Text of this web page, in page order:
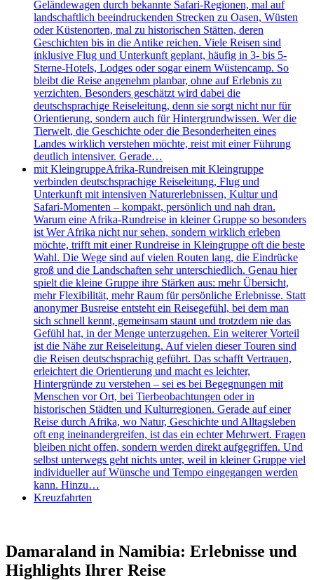
Geländewagen durch bekannte Safari-Regionen, mal auf
landschaftlich beeindruckenden Strecken zu Oasen, Wüsten
oder Küstenorten, mal zu historischen Stätten, deren
Geschichten bis in die Antike reichen. Viele Reisen sind
inklusive Flug und Unterkunft geplant, häufig in 3- bis 5-
Sterne-Hotels, Lodges oder sogar einem Wüstencamp. So
bleibt die Reise angenehm planbar, ohne auf Erlebnis zu
verzichten. Besonders geschätzt wird dabei die
deutschsprachige Reiseleitung, denn sie sorgt nicht nur für
Orientierung, sondern auch für Hintergrundwissen. Wer die
Tierwelt, die Geschichte oder die Besonderheiten eines
Landes wirklich verstehen möchte, reist mit einer Führung
deutlich intensiver. Gerade…
mit KleingruppeAfrika-Rundreisen mit Kleingruppe
verbinden deutschsprachige Reiseleitung, Flug und
Unterkunft mit intensiven Naturerlebnissen, Kultur und
Safari-Momenten – kompakt, persönlich und nah dran.
Warum eine Afrika-Rundreise in kleiner Gruppe so besonders
ist Wer Afrika nicht nur sehen, sondern wirklich erleben
möchte, trifft mit einer Rundreise in Kleingruppe oft die beste
Wahl. Die Wege sind auf vielen Routen lang, die Eindrücke
groß und die Landschaften sehr unterschiedlich. Genau hier
spielt die kleine Gruppe ihre Stärken aus: mehr Übersicht,
mehr Flexibilität, mehr Raum für persönliche Erlebnisse. Statt
anonymer Busreise entsteht ein Reisegefühl, bei dem man
sich schnell kennt, gemeinsam staunt und trotzdem nie das
Gefühl hat, in der Menge unterzugehen. Ein weiterer Vorteil
ist die Nähe zur Reiseleitung. Auf vielen dieser Touren sind
die Reisen deutschsprachig geführt. Das schafft Vertrauen,
erleichtert die Orientierung und macht es leichter,
Hintergründe zu verstehen – sei es bei Begegnungen mit
Menschen vor Ort, bei Tierbeobachtungen oder in
historischen Städten und Kulturregionen. Gerade auf einer
Reise durch Afrika, wo Natur, Geschichte und Alltagsleben
oft eng ineinandergreifen, ist das ein echter Mehrwert. Fragen
bleiben nicht offen, sondern werden direkt aufgegriffen. Und
selbst unterwegs geht nichts unter, weil in kleiner Gruppe viel
individueller auf Wünsche und Tempo eingegangen werden
kann. Hinzu…
Kreuzfahrten
Damaraland in Namibia: Erlebnisse und
Highlights Ihrer Reise